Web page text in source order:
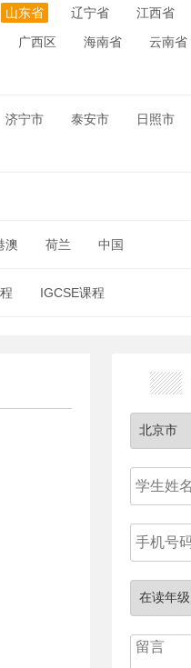
山东省 辽宁省 江西省
广西区 海南省 云南省
济宁市 泰安市 日照市
澳 荷兰 中国
IGCSE课程